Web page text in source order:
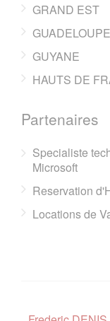
GRAND EST
GUADELOUPE
GUYANE
HAUTS DE
Partenaires
Specialiste
Microsoft
Reservation
Locations de